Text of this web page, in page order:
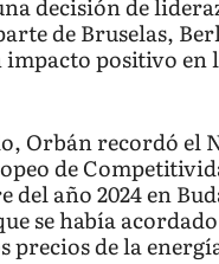
decisión de
de Bruselas,
impacto positivo en
Orbán recordó el
de
del año 2024 en
se había
precios de la